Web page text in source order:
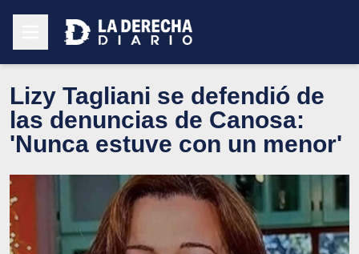
Lizy Tagliani se defendió de
las denuncias de Canosa:
'Nunca estuve con un menor'